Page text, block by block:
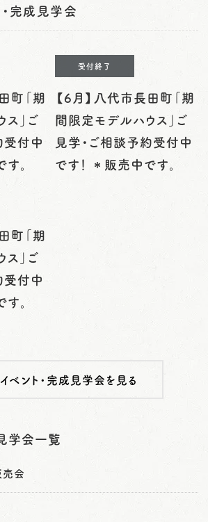
完成見学会
町「期
」ご
受付中
。
受付終了
【6月】八代市長田町「期
間限定モデルハウス」ご
見学・ご相談予約受付中
です！ ＊販売中です。
町「期
」ご
受付中
。
ベント・完成見学会を見る
学会一覧
売会